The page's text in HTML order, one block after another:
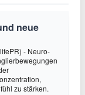
neue
- Neuro-
zu stärken.